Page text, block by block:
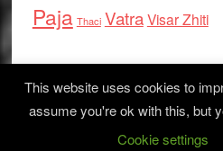
Paja Thaci VatraVisar Zhiti
Log in
This website uses cookies to
assume you're ok with this, but
Cookie settings